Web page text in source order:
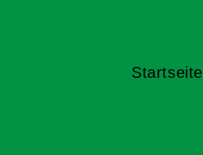
Startseite